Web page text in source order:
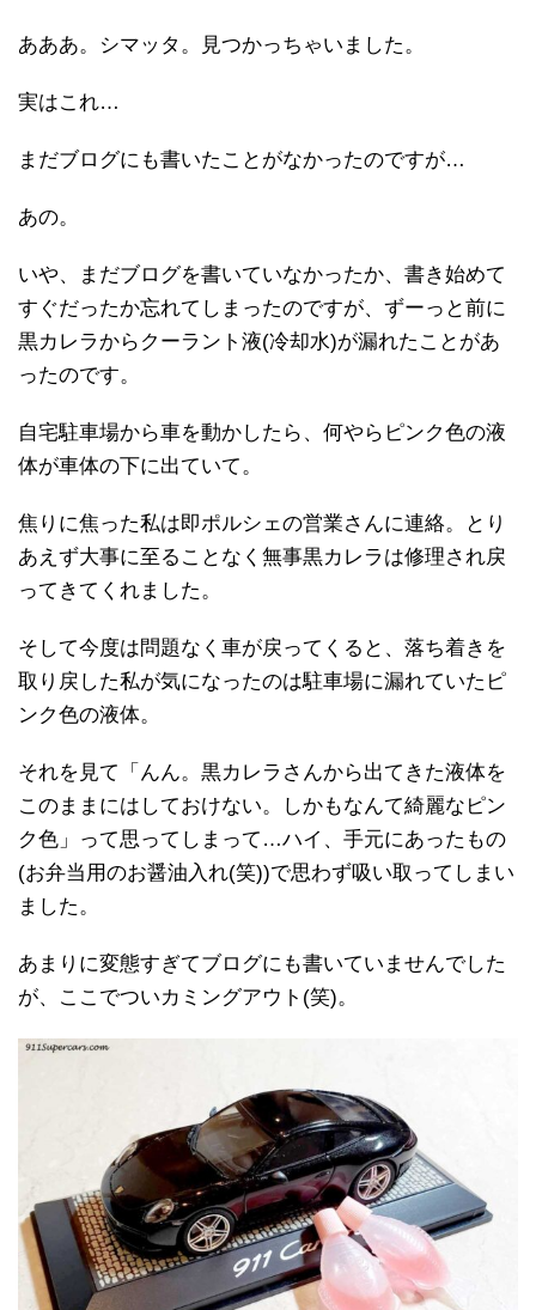
あああ。シマッタ。見つかっちゃいました。
実はこれ…
まだブログにも書いたことがなかったのですが…
あの。
いや、まだブログを書いていなかったか、書き始めて
すぐだったか忘れてしまったのですが、ずーっと前に
黒カレラからクーラント液(冷却水)が漏れたことがあ
ったのです。
自宅駐車場から車を動かしたら、何やらピンク色の液
体が車体の下に出ていて。
焦りに焦った私は即ポルシェの営業さんに連絡。とり
あえず大事に至ることなく無事黒カレラは修理され戻
ってきてくれました。
そして今度は問題なく車が戻ってくると、落ち着きを
取り戻した私が気になったのは駐車場に漏れていたピ
ンク色の液体。
それを見て「んん。黒カレラさんから出てきた液体を
このままにはしておけない。しかもなんて綺麗なピン
ク色」って思ってしまって…ハイ、手元にあったもの
(お弁当用のお醤油入れ(笑))で思わず吸い取ってしまい
ました。
あまりに変態すぎてブログにも書いていませんでした
が、ここでついカミングアウト(笑)。